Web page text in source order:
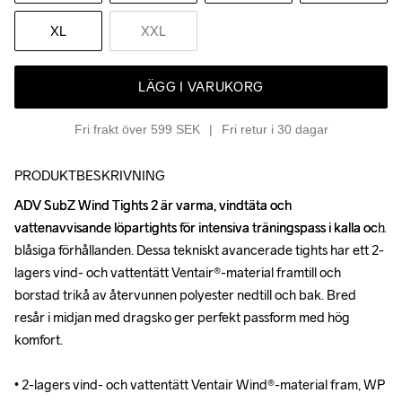
XL XXL
LÄGG I VARUKORG
Fri frakt över 599 SEK Fri retur i 30 dagar
PRODUKTBESKRIVNING
ADV SubZ Wind Tights 2 är varma, vindtäta och
vattenavvisande löpartights för intensiva träningspass i kalla och
blåsiga förhållanden. Dessa tekniskt avancerade tights har ett 2-
lagers vind- och vattentätt Ventair®-material framtill och
borstad trikå av återvunnen polyester nedtill och bak. Bred
resår i midjan med dragsko ger perfekt passform med hög
komfort.
• 2-lagers vind- och vattentätt Ventair Wind®-material fram, WP
ADV SubZ Wind Tights 2 är varma, vindtäta och
vattenavvisande löpartights för intensiva träningspass i kalla och
blåsiga förhållanden. Dessa tekniskt avancerade tights har ett 2-
lagers vind- och vattentätt Ventair®-material framtill och
borstad trikå av återvunnen polyester nedtill och bak. Bred
resår i midjan med dragsko ger perfekt passform med hög
komfort.
• 2-lagers vind- och vattentätt Ventair Wind®-material fram, WP